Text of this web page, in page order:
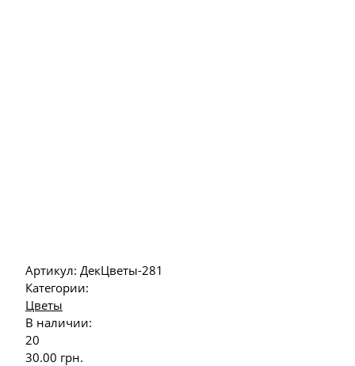
Артикул: ДекЦветы-281
Категории:
Цветы
В наличии:
20
30.00 грн.